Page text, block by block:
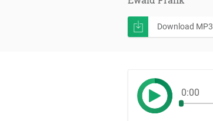
Download MP3
0:00